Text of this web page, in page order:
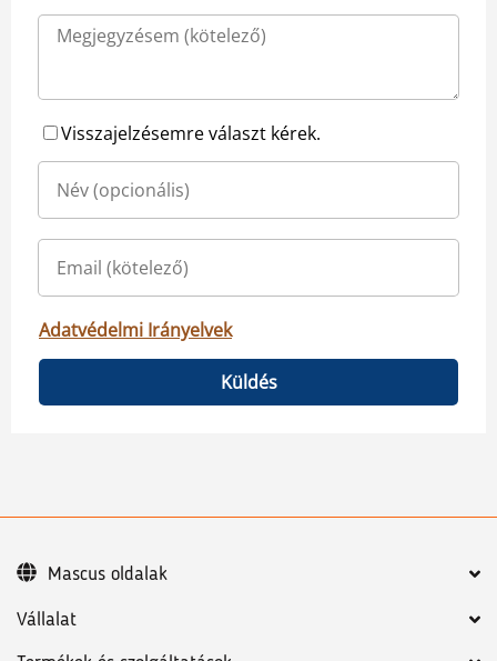
Visszajelzésemre választ kérek.
Adatvédelmi Irányelvek
Küldés
Vállalat
Mascus oldalak